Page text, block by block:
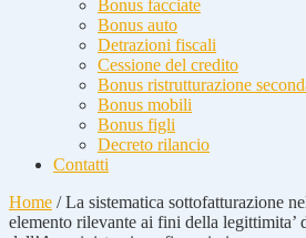
Bonus facciate
Bonus auto
Detrazioni fiscali
Cessione del credito
Bonus ristrutturazione
Bonus mobili
Bonus figli
Decreto rilancio
Contatti
Home /La sistematica sottofatturazione
elemento rilevante ai fini della legittimita’